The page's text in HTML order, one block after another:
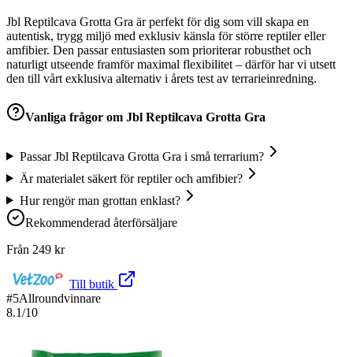
Jbl Reptilcava Grotta Gra är perfekt för dig som vill skapa en
autentisk, trygg miljö med exklusiv känsla för större reptiler eller
amfibier. Den passar entusiasten som prioriterar robusthet och
naturligt utseende framför maximal flexibilitet – därför har vi utsett
den till vårt exklusiva alternativ i årets test av terrarieinredning.
Vanliga frågor om Jbl Reptilcava Grotta Gra
Passar Jbl Reptilcava Grotta Gra i små terrarium?
Är materialet säkert för reptiler och amfibier?
Hur rengör man grottan enklast?
Rekommenderad återförsäljare
Från 249 kr
Till butik
#5Allroundvinnare
8.1/10